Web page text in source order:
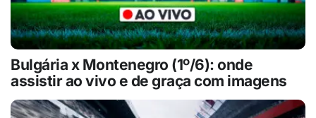
Bulgária x Montenegro (1º/6): onde
assistir ao vivo e de graça com imagens